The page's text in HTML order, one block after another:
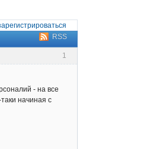
RSS
1
- на все
начиная с